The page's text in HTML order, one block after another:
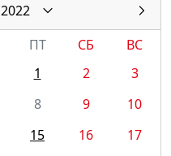
2022
ПТ СБ
ВС
1
2
3
8 9
10
15 16
17